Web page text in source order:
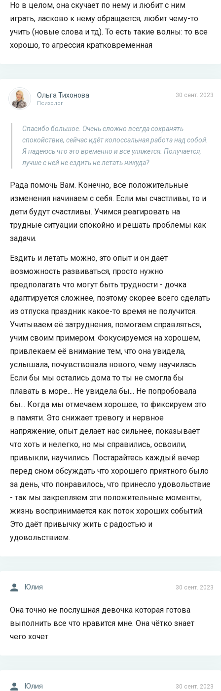
Но в целом, она скучает по нему и любит с ним
играть, ласково к нему обращается, любит чему-то
учить (новые слова и тд). То есть такие волны: то все
хорошо, то агрессия кратковременная
30 сент. 2023
Ольга Тихонова
Психолог
Спасибо большое. Очень сложно всегда сохранять
спокойствие, сейчас идёт колоссальная работа над собой.
Я надеюсь что это временно и все уляжется. Получается,
лучше с ней не ездить не летать никуда?
Рада помочь Вам. Конечно, все положительные
изменения начинаем с себя. Если мы счастливы, то и
дети будут счастливы. Учимся реагировать на
трудные ситуации спокойно и решать проблемы как
задачи.
Ездить и летать можно, это опыт и он даёт
возможность развиваться, просто нужно
предполагать что могут быть трудности - дочка
адаптируется сложнее, поэтому скорее всего сделать
из отпуска праздник какое-то время не получится.
Учитываем её затруднения, помогаем справляться,
учим своим примером. Фокусируемся на хорошем,
привлекаем её внимание тем, что она увидела,
услышала, почувствовала нового, чему научилась.
Если бы мы остались дома то ты не смогла бы
плавать в море... Не увидела бы... Не попробовала
бы... Когда мы отмечаем хорошее, то фиксируем это
в памяти. Это снижает тревогу и нервное
напряжение, опыт делает нас сильнее, показывает
что хоть и нелегко, но мы справились, освоили,
привыкли, научились. Постарайтесь каждый вечер
перед сном обсуждать что хорошего приятного было
за день, что понравилось, что принесло удовольствие
- так мы закрепляем эти положительные моменты,
жизнь воспринимается как поток хороших событий.
Это даёт привычку жить с радостью и
удовольствием.
30 сент. 2023
Юлия
Она точно не послушная девочка которая готова
выполнить все что нравится мне. Она чётко знает
чего хочет
30 сент. 2023
Юлия